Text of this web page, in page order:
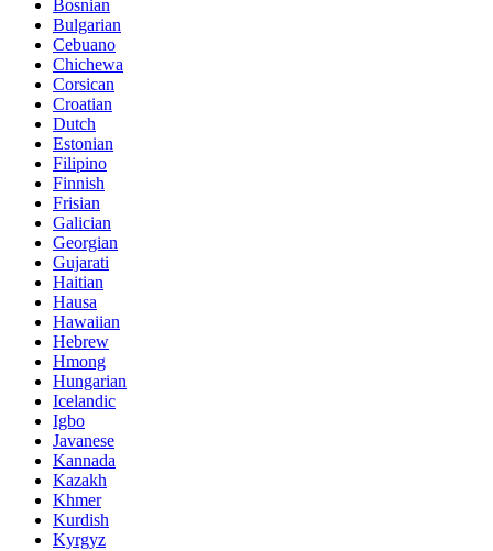
Bosnian
Bulgarian
Cebuano
Chichewa
Corsican
Croatian
Dutch
Estonian
Filipino
Finnish
Frisian
Galician
Georgian
Gujarati
Haitian
Hausa
Hawaiian
Hebrew
Hmong
Hungarian
Icelandic
Igbo
Javanese
Kannada
Kazakh
Khmer
Kurdish
Kyrgyz